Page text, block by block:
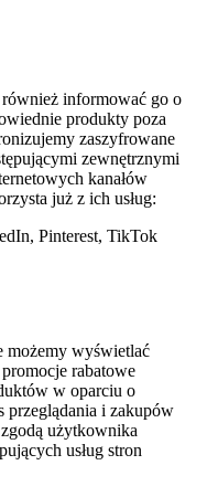
informować go o
produkty poza
zaszyfrowane
zewnętrznymi
kanałów
już z ich usług:
Pinterest, TikTok
możemy wyświetlać
rabatowe
w oparciu o
przeglądania i zakupów
użytkownika
usług stron